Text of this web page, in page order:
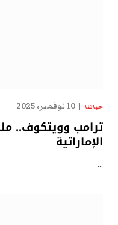
حياتنا 10 نوفمبر، 2025
ترامب وويتكوف..
الإماراتية
…